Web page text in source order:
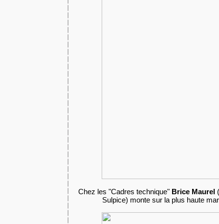
Chez les "Cadres technique" Brice Maurel
Sulpice) monte sur la plus haute